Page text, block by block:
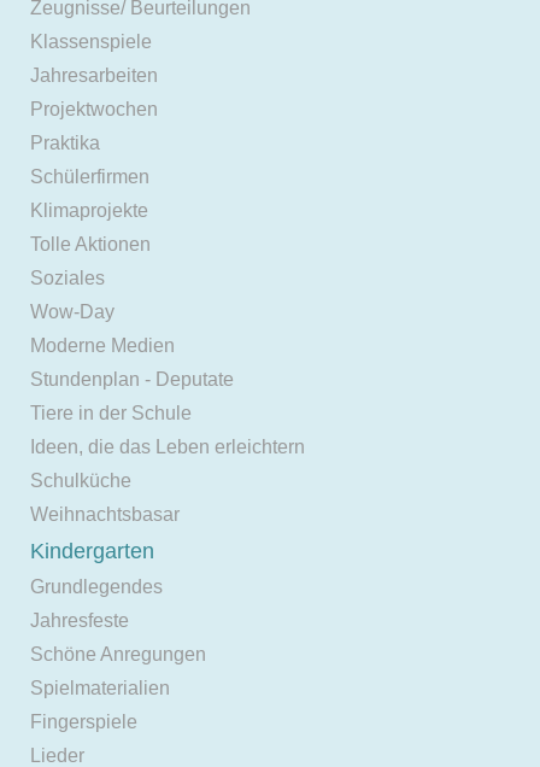
Zeugnisse/ Beurteilungen
Klassenspiele
Jahresarbeiten
Projektwochen
Praktika
Schülerfirmen
Klimaprojekte
Tolle Aktionen
Soziales
Wow-Day
Moderne Medien
Stundenplan - Deputate
Tiere in der Schule
Ideen, die das Leben erleichtern
Schulküche
Weihnachtsbasar
Kindergarten
Grundlegendes
Jahresfeste
Schöne Anregungen
Spielmaterialien
Fingerspiele
Lieder